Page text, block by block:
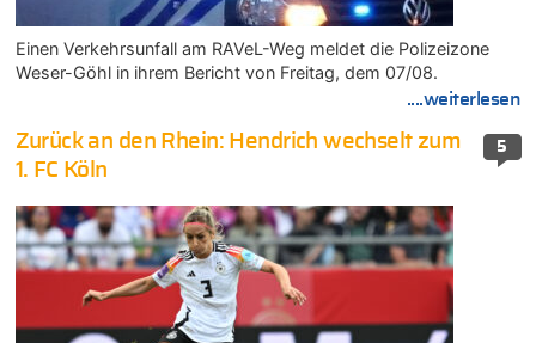
Einen Verkehrsunfall am RAVeL-Weg meldet die Polizeizone
Weser-Göhl in ihrem Bericht von Freitag, dem 07/08.
....weiterlesen
5
Zurück an den Rhein: Hendrich wechselt zum
1. FC Köln